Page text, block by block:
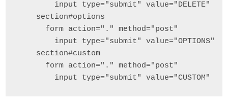
        input type="submit" value="DELETE"
    section#options
      form action="." method="post"
        input type="submit" value="OPTIONS"
    section#custom
      form action="." method="post"